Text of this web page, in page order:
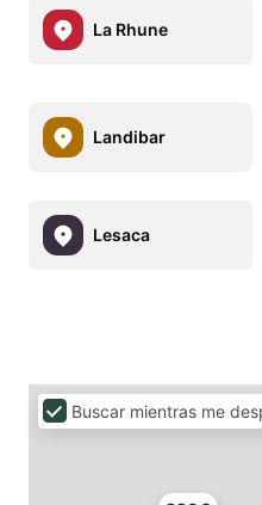
La Rhune
Landibar
Lesaca
Buscar mientras me